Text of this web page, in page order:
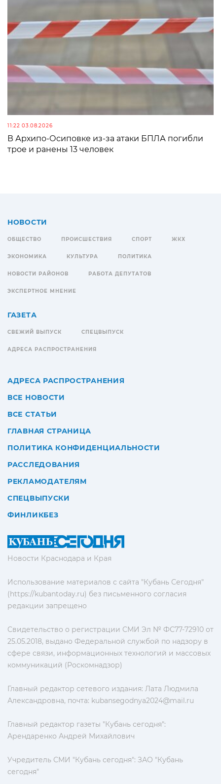
11:22 03.08.2026
В Архипо-Осиповке из-за атаки БПЛА погибли
трое и ранены 13 человек
Новости Краснодара и Края
Использование материалов с сайта "Кубань Сегодня"
(https://kubantoday.ru) без письменного согласия
редакции запрещено
Свидетельство о регистрации СМИ Эл № ФС77-72910 от
25.05.2018, выдано Федеральной службой по надзору в
сфере связи, информационных технологий и массовых
коммуникаций (Роскомнадзор)
Главный редактор сетевого издания: Лата Людмила
Александровна, почта: kubansegodnya2024@mail.ru
Главный редактор газеты "Кубань сегодня":
Арендаренко Андрей Михайлович
Учредитель СМИ "Кубань сегодня": ЗАО "Кубань
сегодня"
НОВОСТИ
ОБЩЕСТВО ПРОИСШЕСТВИЯ СПОРТ ЖКХ
ЭКОНОМИКА КУЛЬТУРА ПОЛИТИКА
НОВОСТИ РАЙОНОВ РАБОТА ДЕПУТАТОВ
ЭКСПЕРТНОЕ МНЕНИЕ
ГАЗЕТА
СВЕЖИЙ ВЫПУСК СПЕЦВЫПУСК
АДРЕСА РАСПРОСТРАНЕНИЯ
АДРЕСА РАСПРОСТРАНЕНИЯ
ВСЕ НОВОСТИ
ВСЕ СТАТЬИ
ГЛАВНАЯ СТРАНИЦА
ПОЛИТИКА КОНФИДЕНЦИАЛЬНОСТИ
РАССЛЕДОВАНИЯ
РЕКЛАМОДАТЕЛЯМ
СПЕЦВЫПУСКИ
ФИНЛИКБЕЗ